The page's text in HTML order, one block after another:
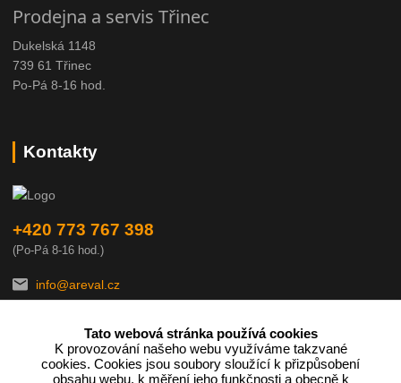
Prodejna a servis Třinec
Dukelská 1148
739 61 Třinec
Po-Pá 8-16 hod.
Kontakty
+420 773 767 398
(Po-Pá 8-16 hod.)
info@areval.cz
Tato webová stránka používá cookies
K provozování našeho webu využíváme takzvané
cookies. Cookies jsou soubory sloužící k přizpůsobení
obsahu webu, k měření jeho funkčnosti a obecně k